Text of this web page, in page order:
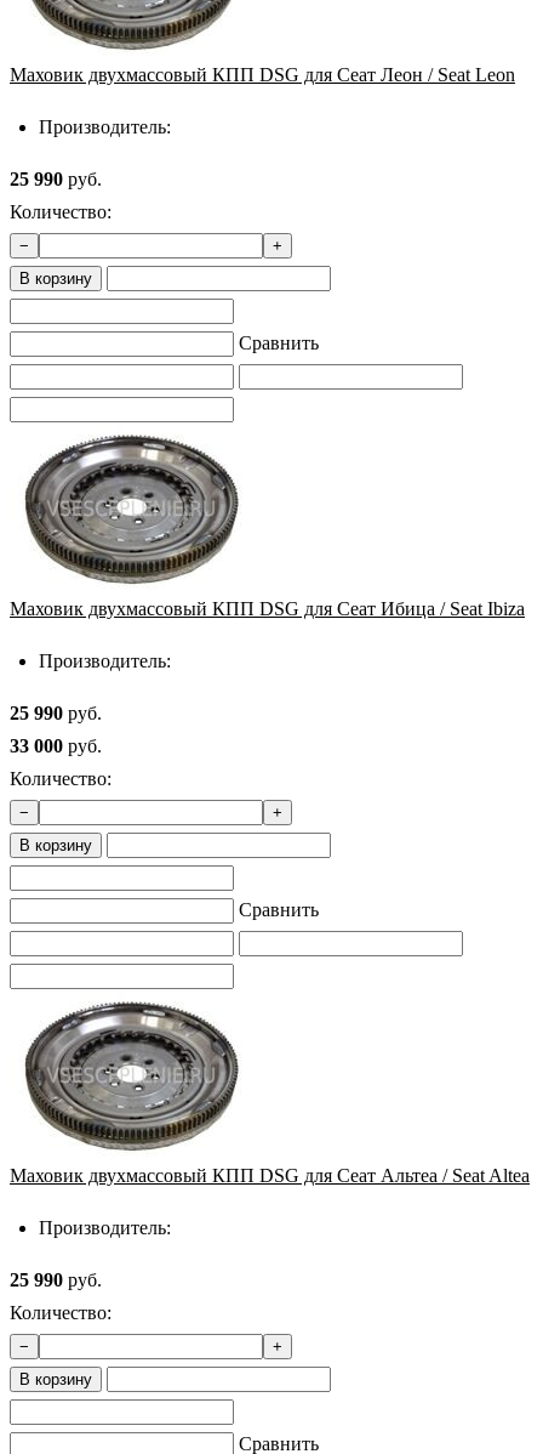
Маховик двухмассовый КПП DSG для Сеат Леон / Seat Leon
Производитель:
25 990 руб.
Количество:
−
+
В корзину
Сравнить
Маховик двухмассовый КПП DSG для Сеат Ибица / Seat Ibiza
Производитель:
25 990 руб.
33 000 руб.
Количество:
−
+
В корзину
Сравнить
Маховик двухмассовый КПП DSG для Сеат Альтеа / Seat Altea
Производитель:
25 990 руб.
Количество:
−
+
В корзину
Сравнить